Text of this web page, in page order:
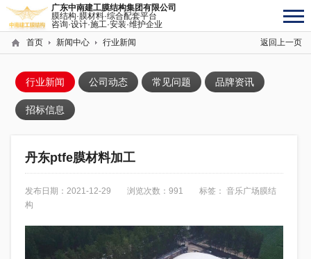
广东中南建工膜结构集团有限公司
膜结构·膜材料·综合配套平台
咨询·设计·施工·安装·维护企业
返回上一页
首页 新闻中心 行业新闻
行业新闻 公司动态 常见问题 品牌资讯
招标信息
丹东ptfe膜材料加工
发布日期：2021-12-29 浏览次数：991 标签： 音乐广场膜结
构